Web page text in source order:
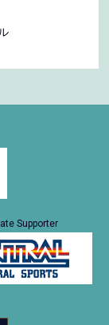
Supporter